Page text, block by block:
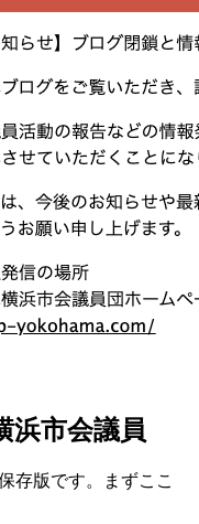
浜市会議員
存版です。まずここ